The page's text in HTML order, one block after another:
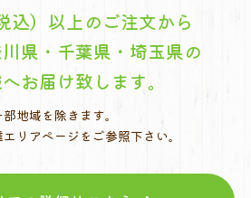
）以上のご注文から
県・千葉県・埼玉県の
お届け致します。
地域を除きます。
リアページをご参照下さい。